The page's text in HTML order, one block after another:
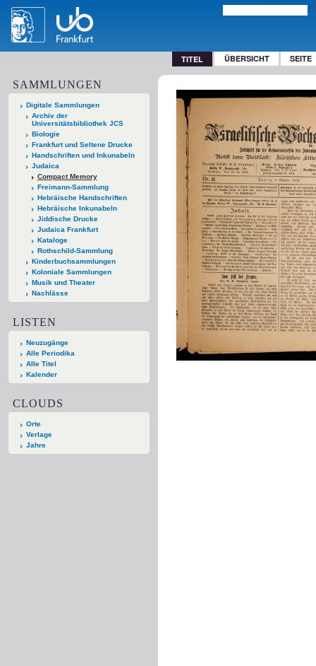
TITEL ÜBERSICHT SEITE
SAMMLUNGEN
Digitale Sammlungen
Archiv der
Universitätsbibliothek JCS
Biologie
Frankfurt und Seltene Drucke
Handschriften und Inkunabeln
Judaica
Compact Memory
Freimann-Sammlung
Hebräische Handschriften
Hebräische Inkunabeln
Jiddische Drucke
Judaica Frankfurt
Kataloge
Rothschild-Sammlung
Kinderbuchsammlungen
Koloniale Sammlungen
Musik und Theater
Nachlässe
LISTEN
Neuzugänge
Alle Periodika
Alle Titel
Kalender
CLOUDS
Orte
Verlage
Jahre